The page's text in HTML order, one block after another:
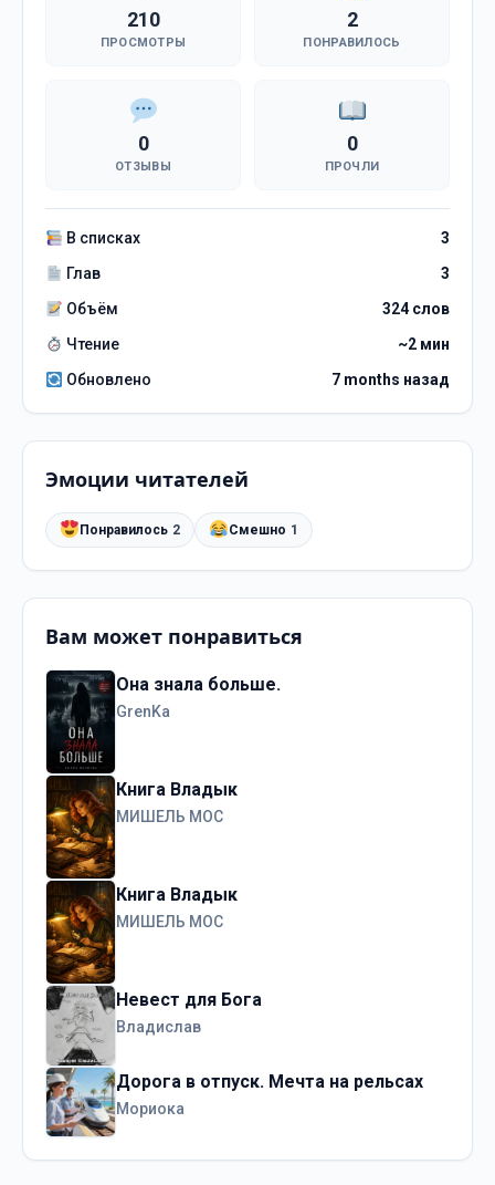
210
ПРОСМОТРЫ
2
ПОНРАВИЛОСЬ
0
ОТЗЫВЫ
0
ПРОЧЛИ
В списках
3
Глав
3
Объём
324 слов
Чтение
~2 мин
Обновлено
7 months назад
Эмоции читателей
Понравилось 2 Смешно 1
Вам может понравиться
Она знала больше.
GrenKa
Книга Владык
МИШЕЛЬ МОС
Книга Владык
МИШЕЛЬ МОС
Невест для Бога
Владислав
Дорога в отпуск. Мечта на рельсах
Мориока